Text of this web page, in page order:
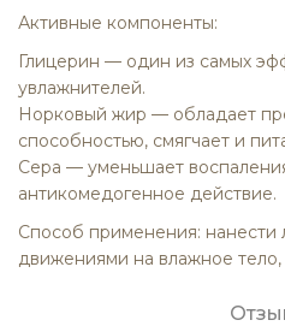
Активные компоненты:
Глицерин — один из самых
увлажнителей.
Норковый жир — обладает
способностью, смягчает и
Сера — уменьшает
антикомедогенное действие.
Способ применения: нанести
движениями на влажное